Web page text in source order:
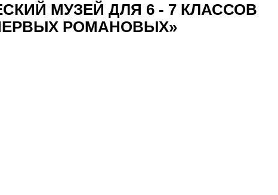
МУЗЕЙ ДЛЯ 6 - 7 КЛАССОВ
РОМАНОВЫХ»